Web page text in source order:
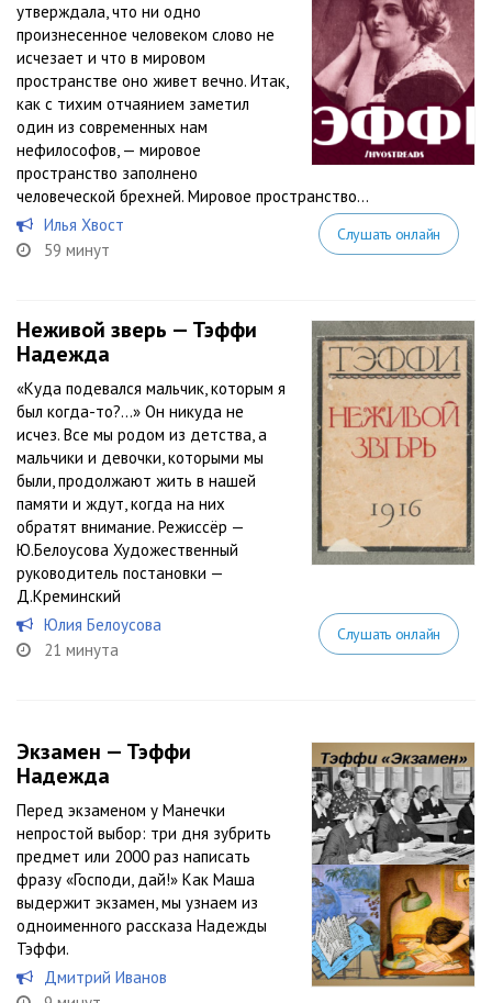
утверждала, что ни одно
произнесенное человеком слово не
исчезает и что в мировом
пространстве оно живет вечно. Итак,
как с тихим отчаянием заметил
один из современных нам
нефилософов, — мировое
пространство заполнено
человеческой брехней. Мировое пространство...
Илья Хвост
59 минут
Слушать онлайн
Неживой зверь — Тэффи
Надежда
«Куда подевался мальчик, которым я
был когда-то?...» Он никуда не
исчез. Все мы родом из детства, а
мальчики и девочки, которыми мы
были, продолжают жить в нашей
памяти и ждут, когда на них
обратят внимание. Режиссёр —
Ю.Белоусова Художественный
руководитель постановки —
Д.Креминский
Юлия Белоусова
21 минута
Слушать онлайн
Экзамен — Тэффи
Надежда
Перед экзаменом у Манечки
непростой выбор: три дня зубрить
предмет или 2000 раз написать
фразу «Господи, дай!» Как Маша
выдержит экзамен, мы узнаем из
одноименного рассказа Надежды
Тэффи.
Дмитрий Иванов